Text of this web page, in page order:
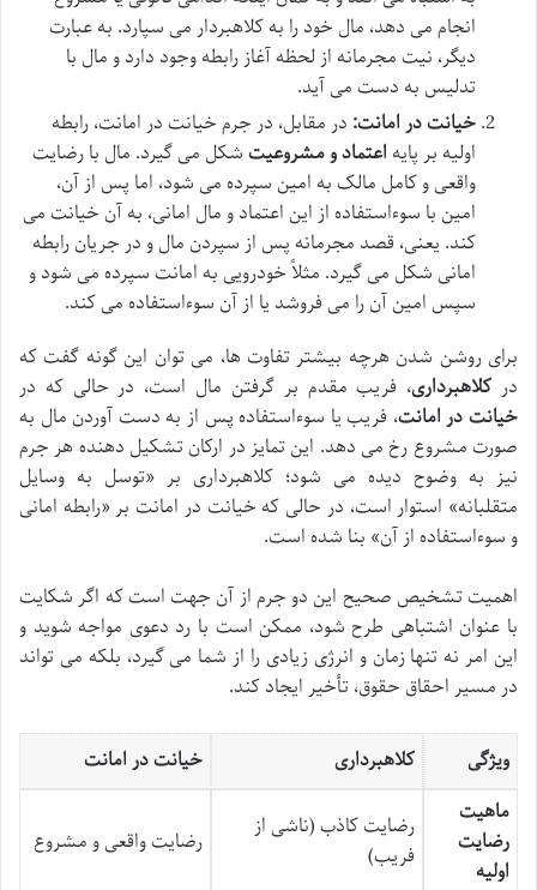
انجام می دهد، مال خود را به کلاهبردار می سپارد. به عبارت
دیگر، نیت مجرمانه از لحظه آغاز رابطه وجود دارد و مال با
تدلیس به دست می آید.
خیانت در امانت: در مقابل، در جرم خیانت در امانت، رابطه
اولیه بر پایهاعتماد و مشروعیتشکل می گیرد. مال با رضایت
واقعی و کامل مالک به امین سپرده می شود، اما پس از آن،
امین با سوءاستفاده از این اعتماد و مال امانی، به آن خیانت می
کند. یعنی، قصد مجرمانه پس از سپردن مال و در جریان رابطه
امانی شکل می گیرد. مثلاً خودرویی به امانت سپرده می شود و
سپس امین آن را می فروشد یا از آن سوءاستفاده می کند.
برای روشن شدن هرچه بیشتر تفاوت ها، می توان این گونه گفت که
در کلاهبرداری، فریب مقدم بر گرفتن مال است، در حالی که در
خیانت در امانت، فریب یا سوءاستفاده پس از به دست آوردن مال به
صورت مشروع رخ می دهد. این تمایز در ارکان تشکیل دهنده هر جرم
نیز به وضوح دیده می شود؛ کلاهبرداری بر «توسل به وسایل
متقلبانه» استوار است، در حالی که خیانت در امانت بر «رابطه امانی
و سوءاستفاده از آن» بنا شده است.
اهمیت تشخیص صحیح این دو جرم از آن جهت است که اگر شکایت
با عنوان اشتباهی طرح شود، ممکن است با رد دعوی مواجه شوید و
این امر نه تنها زمان و انرژی زیادی را از شما می گیرد، بلکه می تواند
در مسیر احقاق حقوق، تأخیر ایجاد کند.
ویژگی کلاهبرداری
خیانت در امانت
ماهیت
رضایت
اولیه
رضایت کاذب (ناشی از
فریب)
رضایت واقعی و مشروع